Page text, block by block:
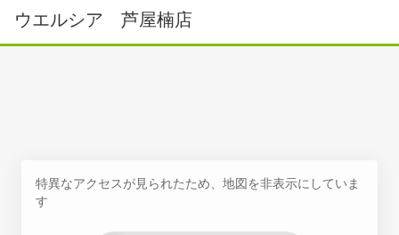
ウエルシア 芦屋楠店
特異なアクセスが見られたため、地図を非表示にしていま
す